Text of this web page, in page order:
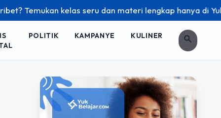
kelas seru dan materi lengkap hanya di
POLITIK KAMPANYE KULINER search